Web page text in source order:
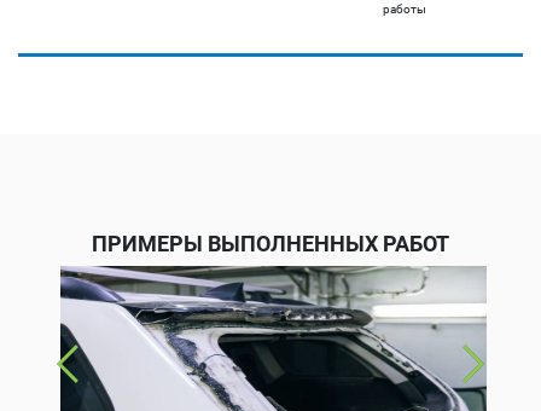
работы
ПРИМЕРЫ ВЫПОЛНЕННЫХ РАБОТ